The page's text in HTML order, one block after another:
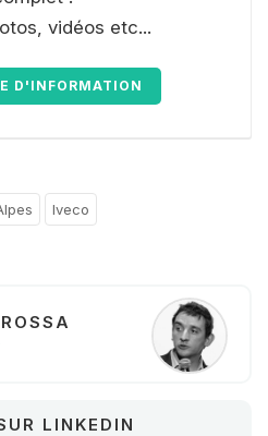
vidéos etc...
D'INFORMATION
Iveco
LINKEDIN